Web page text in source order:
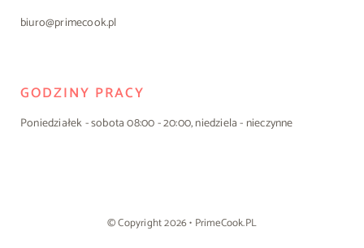
biuro@primecook.pl
GODZINY PRACY
Poniedziałek - sobota 08:00 - 20:00, niedziela - nieczynne
© Copyright 2026 • PrimeCook.PL